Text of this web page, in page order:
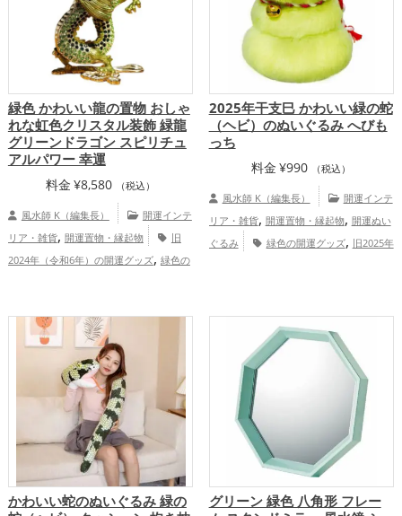
緑色 かわいい龍の置物 おしゃ
れな虹色クリスタル装飾 緑龍
グリーンドラゴン スピリチュ
アルパワー 幸運
料金 ¥8,580 （税込）
風水師 K（編集長）
開運インテ
リア・雑貨, 開運置物・縁起物
旧
2024年（令和6年）の開運グッズ, 緑色の
恋愛運アップ,金運アップ
アップ,健康運アップ,家庭運・家族運ア
2025年干支巳 かわいい緑の蛇
（ヘビ）のぬいぐるみ へびも
っち
料金 ¥990 （税込）
風水師 K（編集長）
開運インテ
リア・雑貨, 開運置物・縁起物, 開運ぬい
ぐるみ
緑色の開運グッズ, 旧2025年
,健康運アップ,
族運アップ, 総合運・全体運アップ
かわいい蛇のぬいぐるみ 緑の
グリーン 緑色 八角形 フレー